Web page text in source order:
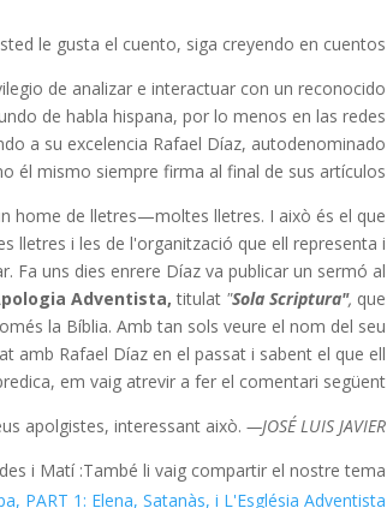
le gusta el cuento, siga creyendo en cuentos.
de analizar e interactuar con un reconocido
de habla hispana, por lo menos en las redes
a su excelencia Rafael Díaz, autodenominado
él mismo siempre firma al final de sus artículos.
home de lletres—moltes lletres. I això és el que
lletres i les de l'organització que ell representa i
Fa uns dies enrere Díaz va publicar un sermó al
Adventista, titulat "Sola Scriptura", que
la Bíblia. Amb tan sols veure el nom del seu
amb Rafael Díaz en el passat i sabent el que ell
em vaig atrevir a fer el comentari següent:
apolgistes, interessant això.—JOSÉ LUIS JAVIER
També li vaig compartir el nostre tema:
i Matí
PART 1: Elena, Satanàs, i L'Església Adventista